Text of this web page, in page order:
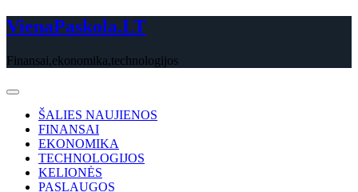
Skip
to
VienaPaskola.LT
Finansai,ekonomika,technologijos
ŠALIES NAUJIENOS
FINANSAI
EKONOMIKA
TECHNOLOGIJOS
KELIONĖS
PASLAUGOS